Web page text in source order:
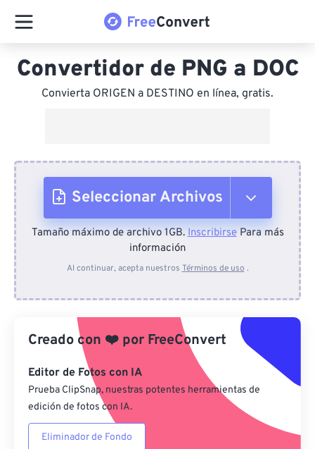
Convertidor de PNG a DOC
Convierta ORIGEN a DESTINO en línea, gratis.
Seleccionar Archivos
Desde el dispositivo
Desde Google Drive
Desde OneDrive
Desde URL
Tamaño máximo de archivo 1GB.InscribirsePara más
información
Al continuar, acepta nuestros Términos de uso .
Creado con ❤️ por FreeConvert
Editor de Fotos con IA
Prueba ClipSnap, nuestras potentes herramientas de
edición de fotos con IA.
Eliminador de Fondo